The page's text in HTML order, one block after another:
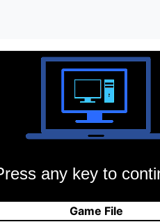
any key to
Game File